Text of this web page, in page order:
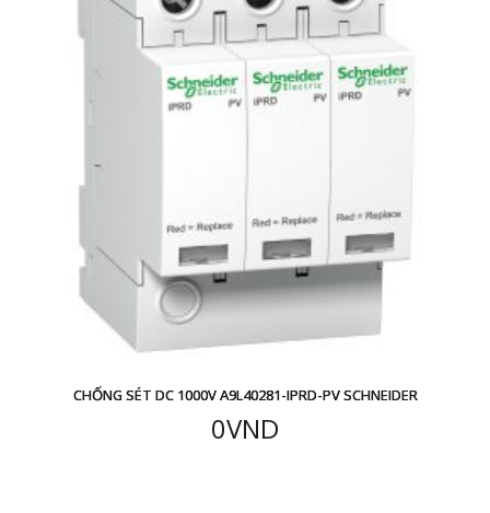
CHỐNG SÉT DC 1000V A9L40281-IPRD-PV SCHNEIDER
0VND